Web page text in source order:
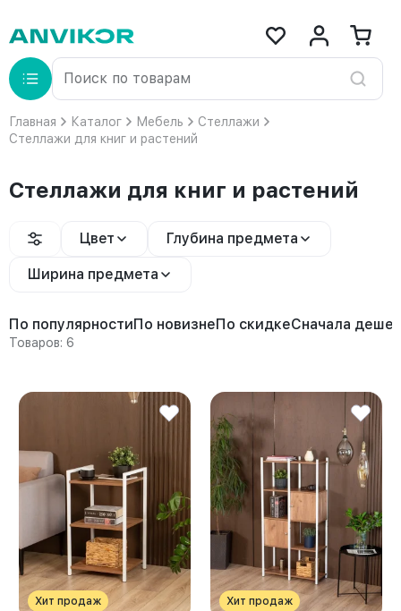
Главная Каталог Мебель
Стеллажи
Стеллажи для книг и растений
Стеллажи для книг и растений
Цвет Глубина предмета
Ширина предмета
По популярностиПо новизнеПо скидкеСначала
Товаров: 6
Хит продаж Хит продаж